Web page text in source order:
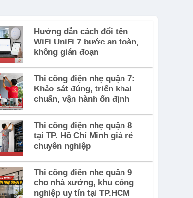
Hướng dẫn cách đổi tên
WiFi UniFi 7 bước an toàn,
không gián đoạn
Thi công điện nhẹ quận 7:
Khảo sát đúng, triển khai
chuẩn, vận hành ổn định
Thi công điện nhẹ quận 8
tại TP. Hồ Chí Minh giá rẻ
chuyên nghiệp
Thi công điện nhẹ quận 9
cho nhà xưởng, khu công
nghiệp uy tín tại TP.HCM